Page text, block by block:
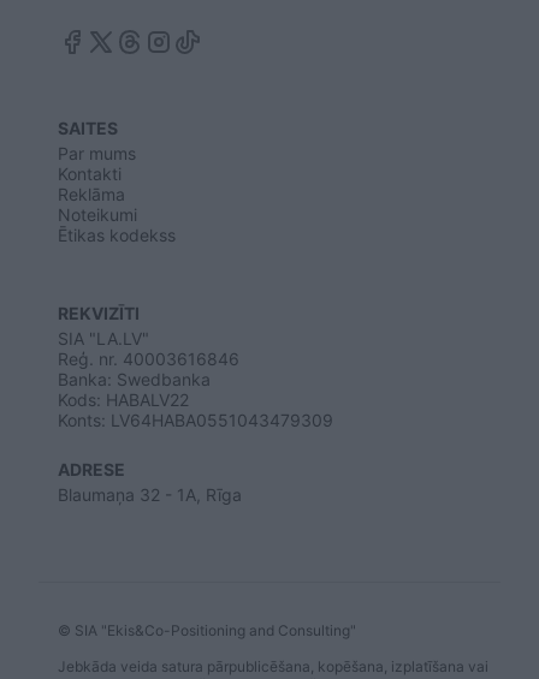
SAITES
Par mums
Kontakti
Reklāma
Noteikumi
Ētikas kodekss
REKVIZĪTI
SIA "LA.LV"
Reģ. nr. 40003616846
Banka: Swedbanka
Kods: HABALV22
Konts: LV64HABA0551043479309
ADRESE
Blaumaņa 32 - 1A, Rīga
© SIA "Ekis&Co-Positioning and Consulting"
Jebkāda veida satura pārpublicēšana, kopēšana, izplatīšana vai